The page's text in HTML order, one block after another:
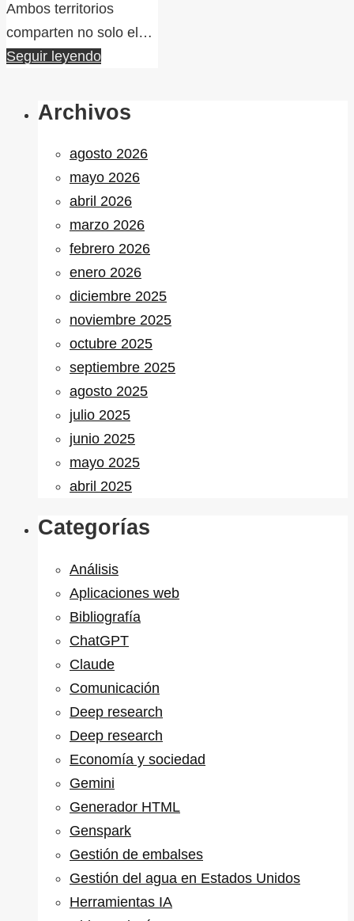
Ambos territorios
comparten no solo el…
Seguir leyendo
Archivos
agosto 2026
mayo 2026
abril 2026
marzo 2026
febrero 2026
enero 2026
diciembre 2025
noviembre 2025
octubre 2025
septiembre 2025
agosto 2025
julio 2025
junio 2025
mayo 2025
abril 2025
Categorías
Análisis
Aplicaciones web
Bibliografía
ChatGPT
Claude
Comunicación
Deep research
Deep research
Economía y sociedad
Gemini
Generador HTML
Genspark
Gestión de embalses
Gestión del agua en Estados Unidos
Herramientas IA